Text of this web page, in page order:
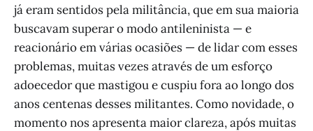
já eram sentidos pela militância, que em sua maioria
buscavam superar o modo antileninista — e
reacionário em várias ocasiões — de lidar com esses
problemas, muitas vezes através de um esforço
adoecedor que mastigou e cuspiu fora ao longo dos
anos centenas desses militantes. Como novidade, o
momento nos apresenta maior clareza, após muitas